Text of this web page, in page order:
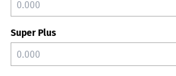
Super Plus